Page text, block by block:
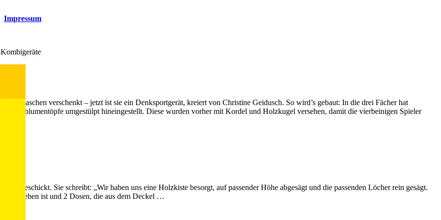
Impressum
verschenkt – jetzt ist sie ein Denksportgerät, kreiert von Christine Geidusch. So wird’s gebaut: In die drei Fächer hat
Plastikblumentöpfe umgestülpt hineingestellt. Diese wurden vorher mit Kordel und Holzkugel versehen, damit die vierbeinigen Spieler
geschickt. Sie schreibt: „Wir haben uns eine Holzkiste besorgt, auf passender Höhe abgesägt und die passenden Löcher rein gesägt.
zu heben ist und 2 Dosen, die aus dem Deckel …